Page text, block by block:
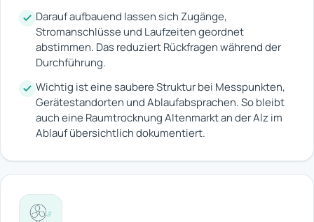
Darauf aufbauend lassen sich Zugänge,
Stromanschlüsse und Laufzeiten geordnet
abstimmen. Das reduziert Rückfragen während der
Durchführung.
Wichtig ist eine saubere Struktur bei Messpunkten,
Gerätestandorten und Ablaufabsprachen. So bleibt
auch eine Raumtrocknung Altenmarkt an der Alz im
Ablauf übersichtlich dokumentiert.